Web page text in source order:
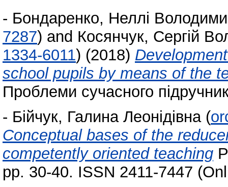
- Бондаренко, Неллі
7287) and Косянчук, Сергій
1334-6011) (2018)
school pupils by means of the
Проблеми сучасного
- Бійчук, Галина Леонідівна (
Сonceptual bases of the
competently oriented teaching
pp. 30-40. ISSN 2411-7447